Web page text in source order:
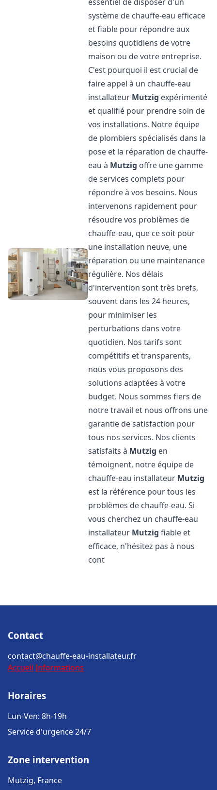
système de chauffe-eau efficace
et fiable pour répondre aux
besoins quotidiens de votre
maison ou de votre entreprise.
C'est pourquoi il est crucial de
faire appel à un chauffe-eau
installateur Mutzig expérimenté
et qualifié pour prendre soin de
vos installations. Notre équipe
de plombiers spécialisés dans la
pose et la réparation de chauffe-
eau à Mutzig offre une gamme
de services complets pour
répondre à vos besoins. Nous
intervenons rapidement pour
résoudre vos problèmes de
chauffe-eau, que ce soit pour
une installation neuve, une
réparation ou une maintenance
régulière. Nos délais
d'intervention sont très brefs,
souvent dans les 24 heures,
pour minimiser les
perturbations dans votre
quotidien. Nos tarifs sont
compétitifs et transparents,
nous vous proposons des
solutions adaptées à votre
budget. Nous sommes fiers de
notre travail et nous offrons une
garantie de satisfaction pour
tous nos services. Nos clients
satisfaits à Mutzig en
témoignent, notre équipe de
chauffe-eau installateur Mutzig
est la référence pour tous les
problèmes de chauffe-eau. Si
vous cherchez un chauffe-eau
installateur Mutzig fiable et
efficace, n'hésitez pas à nous
cont
Contact
contact@chauffe-eau-installateur.fr
Accueil Informations
Horaires
Lun-Ven: 8h-19h
Service d'urgence 24/7
Zone intervention
Mutzig, France